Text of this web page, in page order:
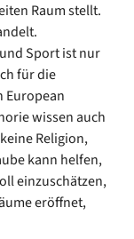
Raum stellt.
Sport ist nur
für die
European
wissen auch
Religion,
kann helfen,
einzuschätzen,
eröffnet,